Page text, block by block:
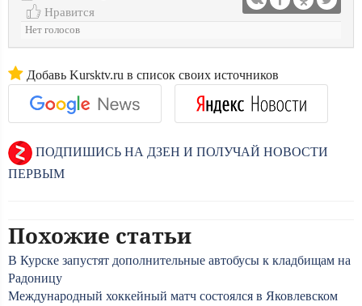
Нравится
Нет голосов
Добавь Kursktv.ru в список своих источников
ПОДПИШИСЬ НА ДЗЕН И ПОЛУЧАЙ НОВОСТИ
ПЕРВЫМ
Похожие статьи
В Курске запустят дополнительные автобусы к кладбищам на
Радоницу
Международный хоккейный матч состоялся в Яковлевском